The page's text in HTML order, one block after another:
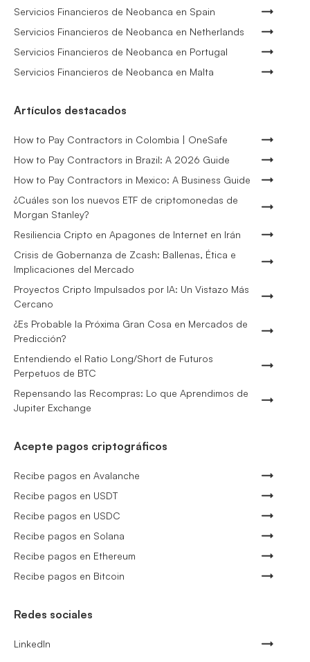
Servicios Financieros de Neobanca en Spain
Servicios Financieros de Neobanca en Netherlands
Servicios Financieros de Neobanca en Portugal
Servicios Financieros de Neobanca en Malta
Artículos destacados
How to Pay Contractors in Colombia | OneSafe
How to Pay Contractors in Brazil: A 2026 Guide
How to Pay Contractors in Mexico: A Business Guide
¿Cuáles son los nuevos ETF de criptomonedas de
Morgan Stanley?
Resiliencia Cripto en Apagones de Internet en Irán
Crisis de Gobernanza de Zcash: Ballenas, Ética e
Implicaciones del Mercado
Proyectos Cripto Impulsados por IA: Un Vistazo Más
Cercano
¿Es Probable la Próxima Gran Cosa en Mercados de
Predicción?
Entendiendo el Ratio Long/Short de Futuros
Perpetuos de BTC
Repensando las Recompras: Lo que Aprendimos de
Jupiter Exchange
Acepte pagos criptográficos
Recibe pagos en Avalanche
Recibe pagos en USDT
Recibe pagos en USDC
Recibe pagos en Solana
Recibe pagos en Ethereum
Recibe pagos en Bitcoin
Redes sociales
LinkedIn